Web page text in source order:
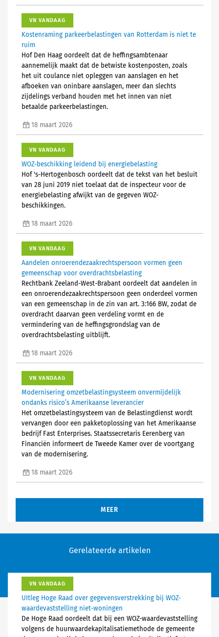
VN VANDAAG
Kostenraming parkeerbelastingen van Rotterdam is niet te
ruim
Hof Den Haag oordeelt dat de heffingsambtenaar
aannemelijk maakt dat de betwiste kostenposten, zoals
het uit coulance niet opleggen van aanslagen en het
afboeken van oninbare aanslagen, meer dan slechts
zijdelings verband houden met het innen van niet
betaalde parkeerbelastingen.
18 maart 2026
VN VANDAAG
WOZ-beschikking leidend bij energiebelasting
Hof 's-Hertogenbosch oordeelt dat de tekst van het besluit
van 28 juni 2019 niet toelaat dat de inspecteur voor de
energiebelasting afwijkt van de gegeven WOZ-
beschikkingen.
18 maart 2026
VN VANDAAG
Aandelen onroerendezaakrechtspersoon vormen geen
gemeenschap voor overdrachtsbelasting
Rechtbank Zeeland-West-Brabant oordeelt dat aandelen in
een onroerendezaakrechtspersoon geen onderdeel vormen
van een gemeenschap in de zin van art. 3:166 BW, zodat de
overdracht daarvan geen verdeling vormt en de
vermindering van de heffingsgrondslag van de
overdrachtsbelasting uitblijft.
18 maart 2026
VN VANDAAG
Modernisering omzetbelastingsysteem onvermijdelijk
ondanks risico’s Amerikaanse leverancier
Het omzetbelastingsysteem van de Belastingdienst wordt
vervangen door een pakketoplossing van het Amerikaanse
bedrijf Fast Enterprises. Staatssecretaris Eerenberg van
Financiën informeert de Tweede Kamer over de voortgang
van de modernisering.
18 maart 2026
MEER
Gerelateerde artikelen
VN VANDAAG
UItleg Hoge Raad over gegevensverstrekking bij WOZ-
waardevaststelling niet-woningen
De Hoge Raad oordeelt dat bij een WOZ-waardevaststelling
volgens de huurwaardekapitalisatiemethode de gemeente